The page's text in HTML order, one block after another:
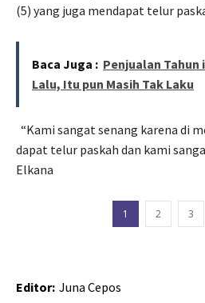
(5) yang juga mendapat telur
Baca Juga : Penjualan Tahun
Lalu, Itu pun Masih Tak Laku
“Kami sangat senang karena di
dapat telur paskah dan kami
Elkana
1 2 3
Editor: Juna Cepos